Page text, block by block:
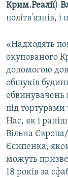
Крим.Реалії)
політв'язнів,
«Надходять
окупованого
допомогою
обшуків
обвинувачень
під
Нас, як і
Вільна
Єсипенка,
можуть
18 років за